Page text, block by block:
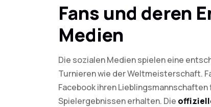
Fans und deren
Medien
Die sozialen Medien spielen eine
Turnieren wie der Weltmeisterschaft.
Facebook ihren
Spielergebnissen erhalten. Die